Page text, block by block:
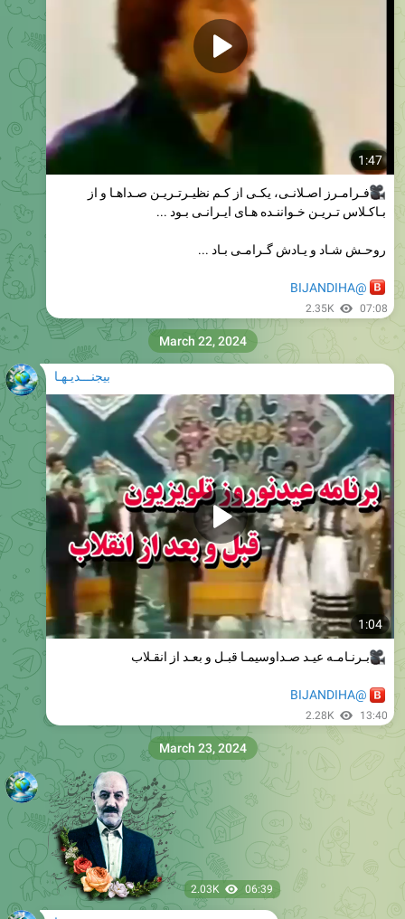
فـرامـرز اصـلانـی، یکـی از کـم نظیـرتـریـن صـداهـا و از
بـاکـلاس تـریـن خـواننـده هـای ایـرانـی بـود ...
روحـش شـاد و یـادش گـرامـی بـاد ...
@BIJANDIHA
بیجنـــدیـهـا
1:04
بـرنـامـه عیـد صـداوسیمـا قبـل وبعـد ازانقـلاب
@BIJANDIHA
2.03K 06:39
بیجنـــدیـهـا
༻⃘⃕⿻⃘꯭ⷷ یـاخجیلیـق ༻⃘⃕𑁍‌݊࿐ྀུ༅࿇༅═‎┅─